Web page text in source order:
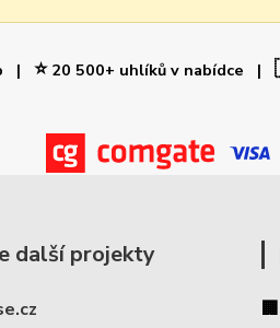
| ⭐20 500+ uhlíků v nabídce |
další projekty